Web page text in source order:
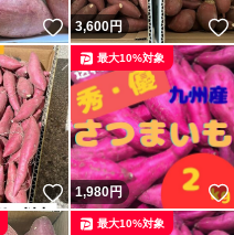
いいね！
3,600円
いいね！
1,980円
最大10%対象
最大10%対象